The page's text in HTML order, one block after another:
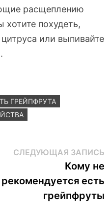
расщеплению
похудеть,
или выпивайте
ГРЕЙПФРУТА
СЛЕДУЮЩАЯ ЗАПИСЬ
Кому не
рекомендуется есть
грейпфруты